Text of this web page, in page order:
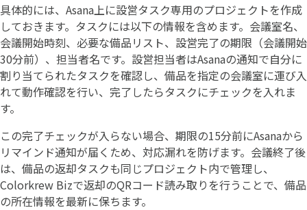
具体的には、Asana上に設営タスク専用のプロジェクトを作成
しておきます。タスクには以下の情報を含めます。会議室名、
会議開始時刻、必要な備品リスト、設営完了の期限（会議開始
30分前）、担当者名です。設営担当者はAsanaの通知で自分に
割り当てられたタスクを確認し、備品を指定の会議室に運び入
れて動作確認を行い、完了したらタスクにチェックを入れま
す。
この完了チェックが入らない場合、期限の15分前にAsanaから
リマインド通知が届くため、対応漏れを防げます。会議終了後
は、備品の返却タスクも同じプロジェクト内で管理し、
Colorkrew Bizで返却のQRコード読み取りを行うことで、備品
の所在情報を最新に保ちます。